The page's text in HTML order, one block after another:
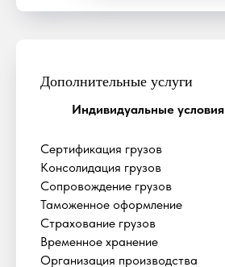
Дополнительные услуги
Индивидуальные условия
Сертификация грузов
Консолидация грузов
Сопровождение грузов
Таможенное оформление
Страхование грузов
Временное хранение
Организация производства